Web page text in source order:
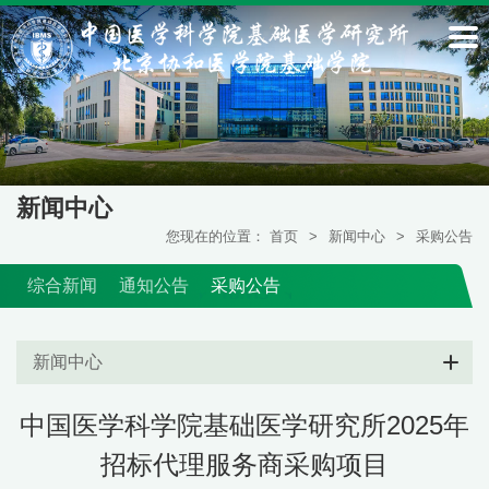
新闻中心
您现在的位置： 首页 > 新闻中心 > 采购公告
综合新闻 通知公告 采购公告
新闻中心
中国医学科学院基础医学研究所2025年
招标代理服务商采购项目